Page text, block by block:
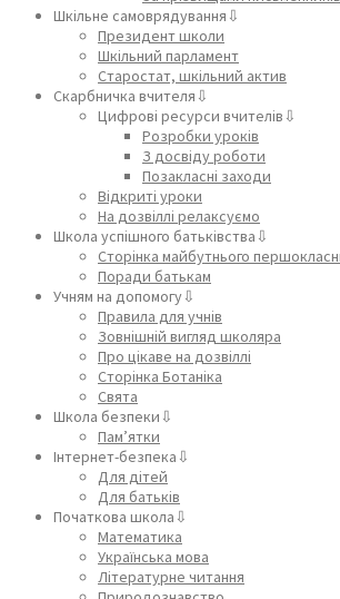
Шкільне самоврядування⇩
Президент школи
Шкільний парламент
Старостат, шкільний актив
Скарбничка вчителя⇩
Цифрові ресурси вчителів⇩
Розробки уроків
З досвіду роботи
Позакласні заходи
Відкриті уроки
На дозвіллі релаксуємо
Школа успішного батьківства⇩
Сторінка майбутнього
Поради батькам
Учням на допомогу⇩
Правила для учнів
Зовнішній вигляд школяра
Про цікаве на дозвіллі
Сторінка Ботаніка
Свята
Школа безпеки⇩
Пам’ятки
Інтернет-безпека⇩
Для дітей
Для батьків
Початкова школа⇩
Математика
Українська мова
Літературне читання